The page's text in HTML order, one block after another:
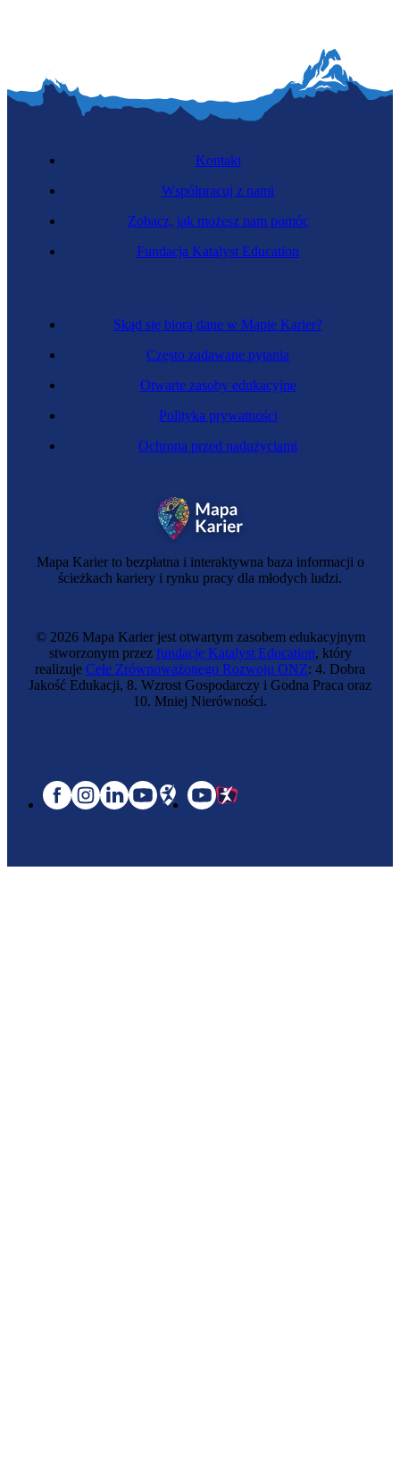
Mapa Karier to bezpłatna i interaktywna baza informacji o
ścieżkach kariery i rynku pracy dla młodych ludzi.
Skąd się biorą dane w Mapie Karier?
Często zadawane pytania
Otwarte zasoby edukacyjne
Polityka prywatności
Ochrona przed nadużyciami
Kontakt
Współpracuj z nami
Zobacz, jak możesz nam pomóc
Fundacja Katalyst Education
© 2026 Mapa Karier jest otwartym zasobem edukacyjnym
stworzonym przez fundację Katalyst Education, który
realizuje Cele Zrównoważonego Rozwoju ONZ: 4. Dobra
Jakość Edukacji, 8. Wzrost Gospodarczy i Godna Praca oraz
10. Mniej Nierówności.